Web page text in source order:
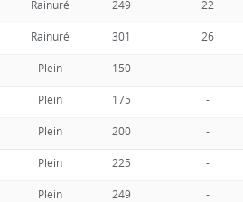
Rainuré 249 22
Rainuré 301 26
Plein 150 -
Plein 175 -
Plein 200 -
Plein 225 -
Plein 249 -